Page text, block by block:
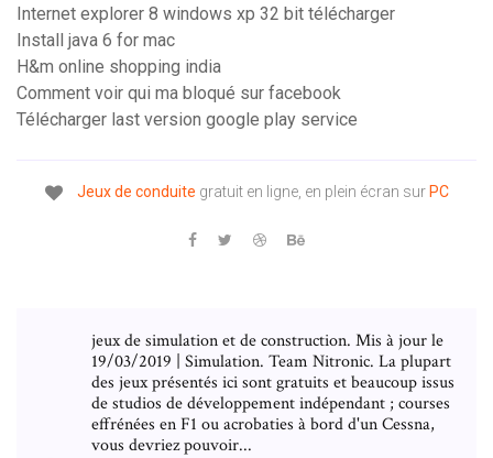
Internet explorer 8 windows xp 32 bit télécharger
Install java 6 for mac
H&m online shopping india
Comment voir qui ma bloqué sur facebook
Télécharger last version google play service
Jeux de conduite gratuit en ligne, en plein écran sur PC
jeux de simulation et de construction. Mis à jour le
19/03/2019 | Simulation. Team Nitronic. La plupart
des jeux présentés ici sont gratuits et beaucoup issus
de studios de développement indépendant ; courses
effrénées en F1 ou acrobaties à bord d'un Cessna,
vous devriez pouvoir...